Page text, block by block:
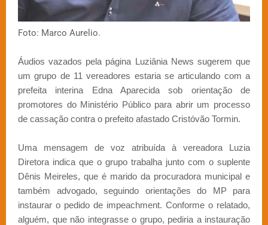
Foto: Marco Aurelio.
Áudios vazados pela página Luziânia News sugerem que
um grupo de 11 vereadores estaria se articulando com a
prefeita interina Edna Aparecida sob orientação de
promotores do Ministério Público para abrir um processo
de cassação contra o prefeito afastado Cristóvão Tormin.
Uma mensagem de voz atribuída à vereadora Luzia
Diretora indica que o grupo trabalha junto com o suplente
Dênis Meireles, que é marido da procuradora municipal e
também advogado, seguindo orientações do MP para
instaurar o pedido de impeachment. Conforme o relatado,
alguém, que não integrasse o grupo, pediria a instauração